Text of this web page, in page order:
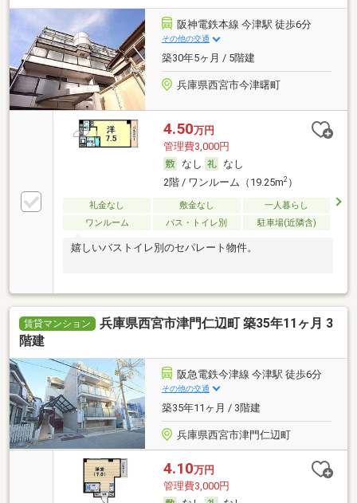
阪神電鉄本線 今津駅 徒歩6分
その他の交通
築30年5ヶ月 / 5階建
兵庫県西宮市今津曙町
4.50万円
管理費3,000円
なし
なし
2階 / ワンルーム（19.25m2）
礼金なし 敷金なし
一人暮らし
ワンルーム
バス・トイレ別 駐車場(近隣含)
嬉しいバストイレ別のセパレート物件。
賃貸マンション
兵庫県西宮市津門仁辺町 築35年11ヶ月 3
階建
阪急電鉄今津線 今津駅 徒歩6分
その他の交通
築35年11ヶ月 / 3階建
兵庫県西宮市津門仁辺町
4.10万円
管理費3,000円